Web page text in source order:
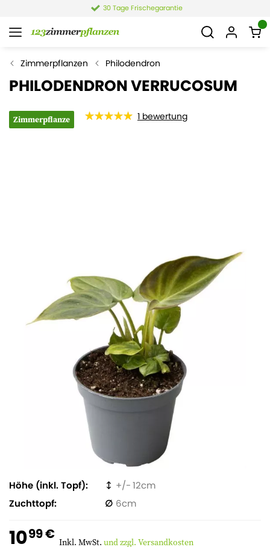
30 Tage Frischegarantie
Zimmerpflanzen Philodendron
PHILODENDRON VERRUCOSUM
Zimmerpflanze 1 bewertung
Höhe (inkl. Topf)
12
Zuchttopf
6
1099 € Inkl. MwSt. und zzgl. Versandkosten